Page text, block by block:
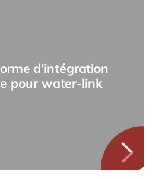
d’intégration
pour water-link